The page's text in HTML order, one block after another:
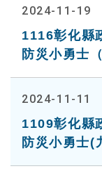
2024-11-19
1116彰化縣
防災小勇士（
2024-11-11
1109彰化縣
防災小勇士(